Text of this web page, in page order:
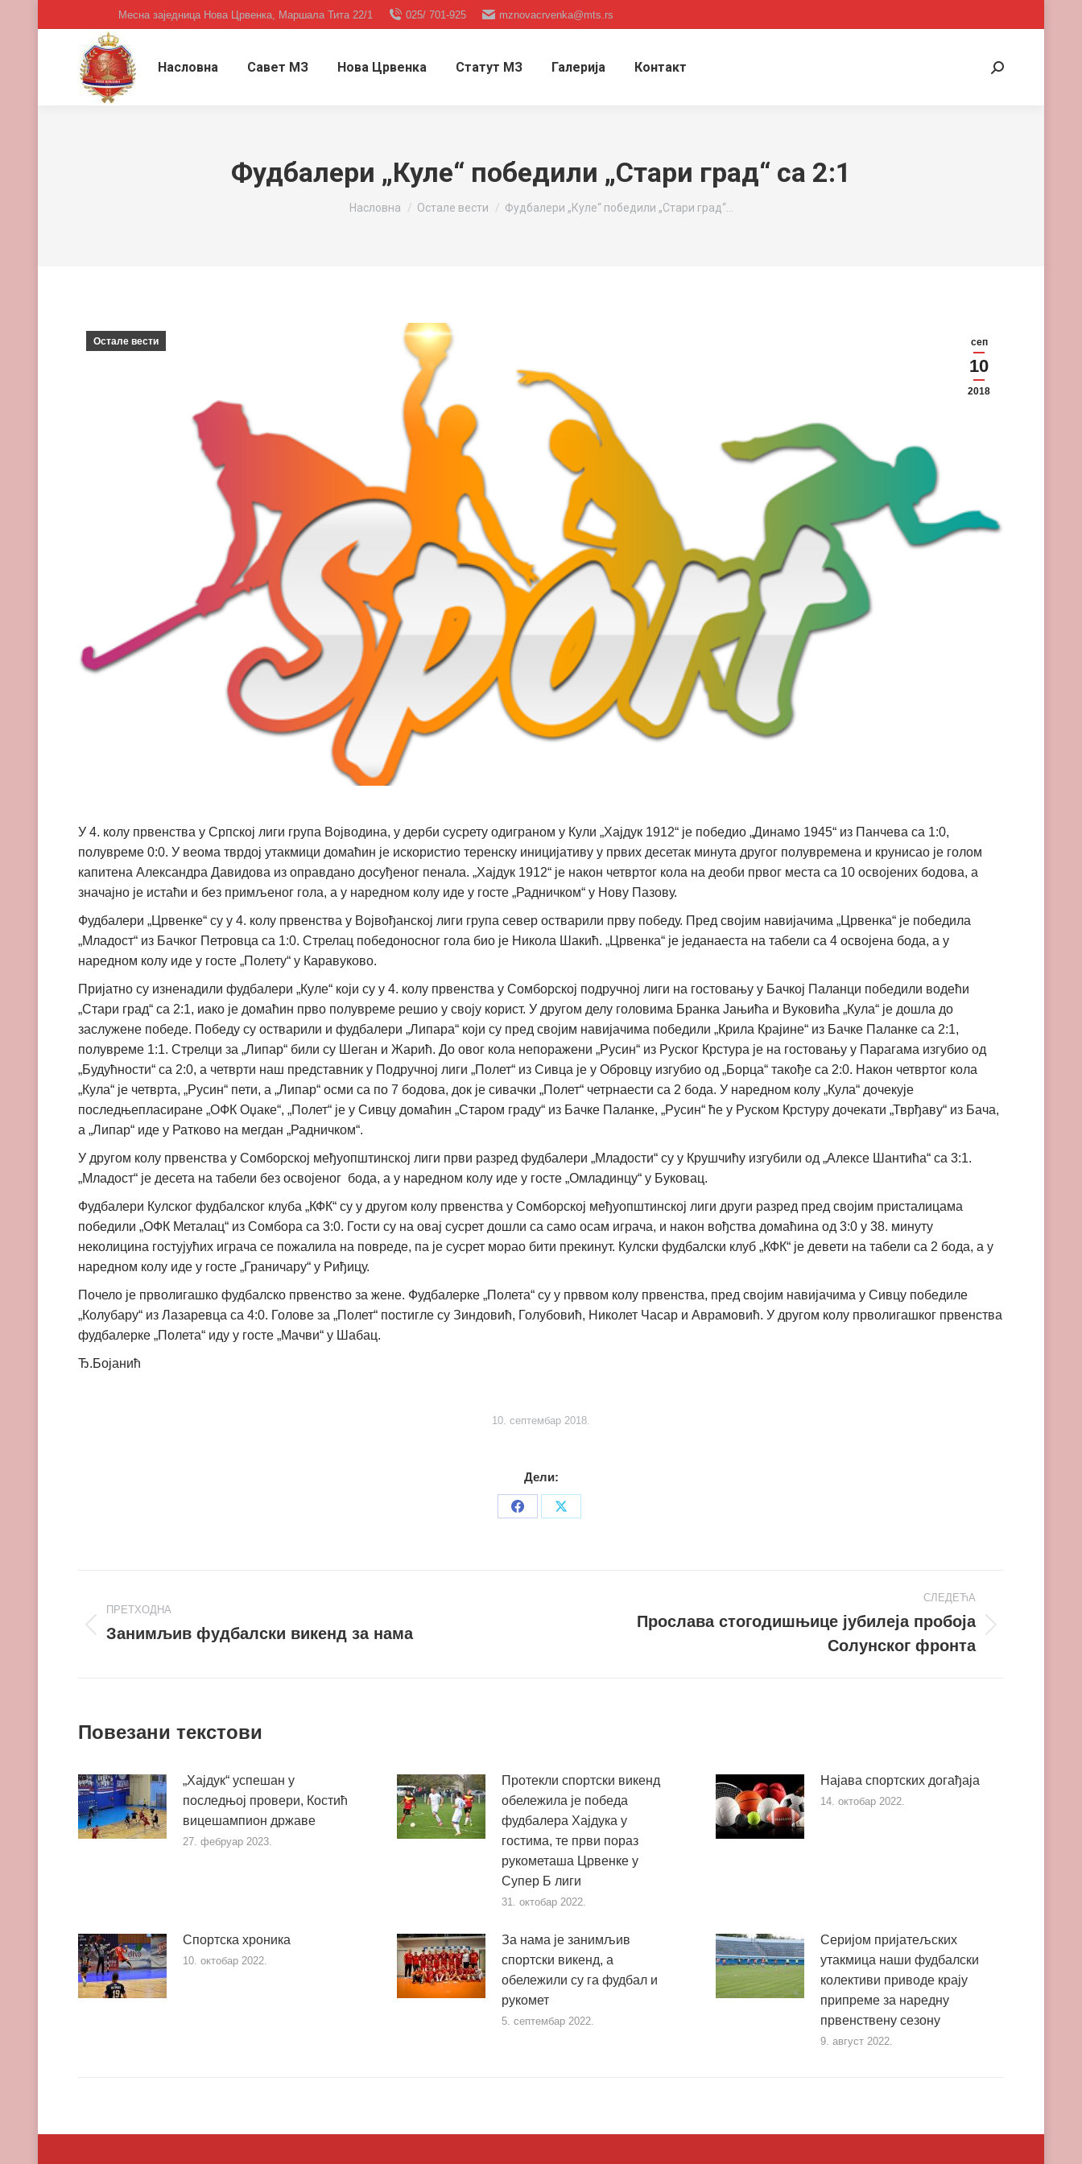
Месна заједница Нова Црвенка, Маршала Тита 22/1 025/ 701-925 mznovacrvenka@mts.rs
Насловна Савет МЗ Нова Црвенка Статут МЗ Галерија Контакт Search:
Фудбалери „Куле“ победили „Стари град“ са 2:1
You are here:
Насловна Остале вести Фудбалери „Куле“ победили „Стари град“…
сеп
10
2018
Остале вести
У 4. колу првенства у Српској лиги група Војводина, у дерби сусрету одиграном у Кули „Хајдук 1912“ је победио „Динамо 1945“ из Панчева са 1:0,
полувреме 0:0. У веома тврдој утакмици домаћин је искористио теренску иницијативу у првих десетак минута другог полувремена и крунисао је голом
капитена Александра Давидова из оправдано досуђеног пенала. „Хајдук 1912“ је након четвртог кола на деоби првог места са 10 освојених бодова, а
значајно је истаћи и без примљеног гола, а у наредном колу иде у госте „Радничком“ у Нову Пазову.
Фудбалери „Црвенке“ су у 4. колу првенства у Војвођанској лиги група север остварили прву победу. Пред својим навијачима „Црвенка“ је победила
„Младост“ из Бачког Петровца са 1:0. Стрелац победоносног гола био је Никола Шакић. „Црвенка“ је једанаеста на табели са 4 освојена бода, а у
наредном колу иде у госте „Полету“ у Каравуково.
Пријатно су изненадили фудбалери „Куле“ који су у 4. колу првенства у Сомборској подручној лиги на гостовању у Бачкој Паланци победили водећи
„Стари град“ са 2:1, иако је домаћин прво полувреме решио у своју корист. У другом делу головима Бранка Јањића и Вуковића „Кула“ је дошла до
заслужене победе. Победу су остварили и фудбалери „Липара“ који су пред својим навијачима победили „Крила Крајине“ из Бачке Паланке са 2:1,
полувреме 1:1. Стрелци за „Липар“ били су Шеган и Жарић. До овог кола непоражени „Русин“ из Руског Крстура је на гостовању у Парагама изгубио од
„Будућности“ са 2:0, а четврти наш представник у Подручној лиги „Полет“ из Сивца је у Обровцу изгубио од „Борца“ такође са 2:0. Након четвртог кола
„Кула“ је четврта, „Русин“ пети, а „Липар“ осми са по 7 бодова, док је сивачки „Полет“ четрнаести са 2 бода. У наредном колу „Кула“ дочекује
последњепласиране „ОФК Оџаке“, „Полет“ је у Сивцу домаћин „Старом граду“ из Бачке Паланке, „Русин“ ће у Руском Крстуру дочекати „Тврђаву“ из Бача,
а „Липар“ иде у Ратково на мегдан „Радничком“.
У другом колу првенства у Сомборској међуопштинској лиги први разред фудбалери „Младости“ су у Крушчићу изгубили од „Алексе Шантића“ са 3:1.
„Младост“ је десета на табели без освојеног бода, а у наредном колу иде у госте „Омладинцу“ у Буковац.
Фудбалери Кулског фудбалског клуба „КФК“ су у другом колу првенства у Сомборској међуопштинској лиги други разред пред својим присталицама
победили „ОФК Металац“ из Сомбора са 3:0. Гости су на овај сусрет дошли са само осам играча, и након вођства домаћина од 3:0 у 38. минуту
неколицина гостујућих играча се пожалила на повреде, па је сусрет морао бити прекинут. Кулски фудбалски клуб „КФК“ је девети на табели са 2 бода, а у
наредном колу иде у госте „Граничару“ у Риђицу.
Почело је прволигашко фудбалско првенство за жене. Фудбалерке „Полета“ су у прввом колу првенства, пред својим навијачима у Сивцу победиле
„Колубару“ из Лазаревца са 4:0. Голове за „Полет“ постигле су Зиндовић, Голубовић, Николет Часар и Аврамовић. У другом колу прволигашког првенства
фудбалерке „Полета“ иду у госте „Мачви“ у Шабац.
Ђ.Бојанић
10. септембар 2018.
Дели:
Share
Share
navigation
ПРЕТХОДНА
Претходни
Занимљив фудбалски викенд за нама
СЛЕДЕЋА
Прослава стогодишњице јубилеја пробоја
Солунског фронта
Повезани текстови
„Хајдук“ успешан у
последњој провери, Костић
вицешампион државе
27. фебруар 2023.
Протекли спортски викенд
обележила је победа
фудбалера Хајдука у
гостима, те први пораз
рукометаша Црвенке у
Супер Б лиги
31. октобар 2022.
Најава спортских догађаја
14. октобар 2022.
Спортска хроника
10. октобар 2022.
За нама је занимљив
спортски викенд, а
обележили су га фудбал и
рукомет
5. септембар 2022.
Серијом пријатељских
утакмица наши фудбалски
колективи приводе крају
припреме за наредну
првенствену сезону
9. август 2022.